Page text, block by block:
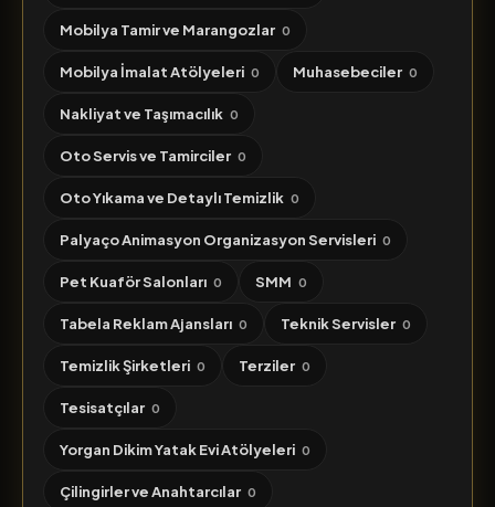
Mobilya Tamir ve Marangozlar 0
Mobilya İmalat Atölyeleri 0 Muhasebeciler 0
Nakliyat ve Taşımacılık 0
Oto Servis ve Tamirciler 0
Oto Yıkama ve Detaylı Temizlik 0
Palyaço Animasyon Organizasyon Servisleri 0
Pet Kuaför Salonları 0 SMM 0
Tabela Reklam Ajansları 0 Teknik Servisler 0
Temizlik Şirketleri 0 Terziler 0
Tesisatçılar 0
Yorgan Dikim Yatak Evi Atölyeleri 0
Çilingirler ve Anahtarcılar 0